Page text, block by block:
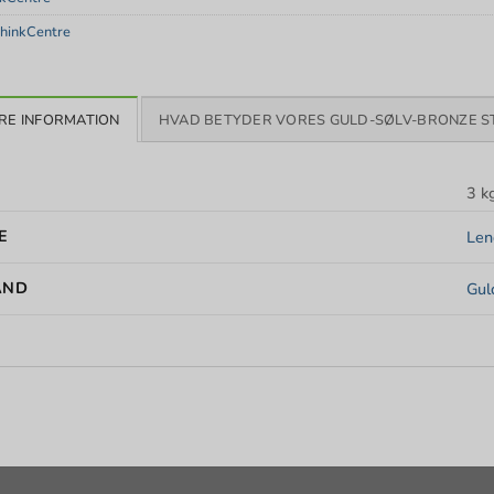
INFORMATION HVAD BETYDER VORES GULD-SØLV-BRONZE
3